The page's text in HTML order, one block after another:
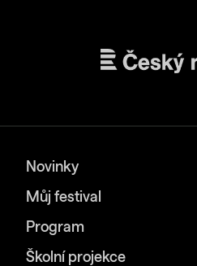
Novinky
Můj festival
Program
Školní projekce